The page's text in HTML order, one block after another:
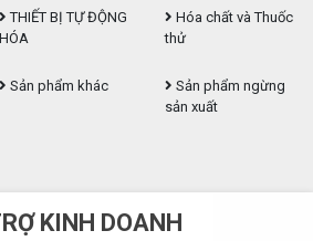
THIẾT BỊ TỰ ĐỘNG
HÓA
Hóa chất và Thuốc
thử
Sản phẩm khác
Sản phẩm ngừng
sản xuất
KINH DOANH